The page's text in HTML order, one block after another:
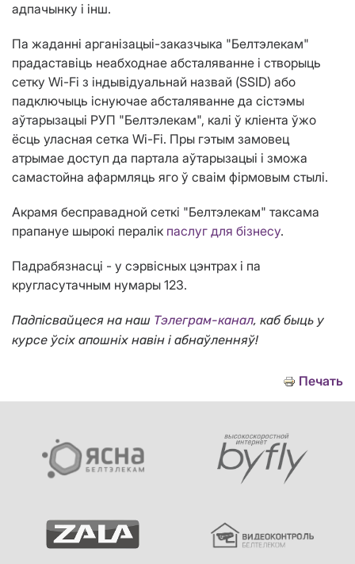
адпачынку і інш.
Па жаданні арганізацыі-заказчыка "Белтэлекам"
прадаставіць неабходнае абсталяванне і створыць
сетку Wi-Fi з індывідуальнай назвай (SSID) або
падключыць існуючае абсталяванне да сістэмы
аўтарызацыі РУП "Белтэлекам", калі ў кліента ўжо
ёсць уласная сетка Wi-Fi. Пры гэтым замовец
атрымае доступ да партала аўтарызацыі і зможа
самастойна афармляць яго ў сваім фірмовым стылі.
Акрамя бесправадной сеткі "Белтэлекам" таксама
прапануе шырокі пералік паслуг для бізнесу.
Падрабязнасці - у сэрвісных цэнтрах і па
кругласутачным нумары 123.
Падпісвайцеся на наш Тэлеграм-канал, каб быць у
курсе ўсіх апошніх навін і абнаўленняў!
Печать